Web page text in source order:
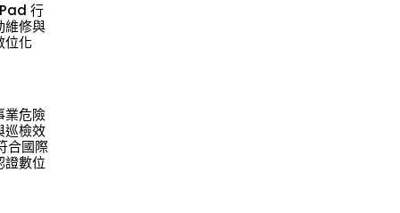
行
維修與
位化
業危險
巡檢效
合國際
證數位